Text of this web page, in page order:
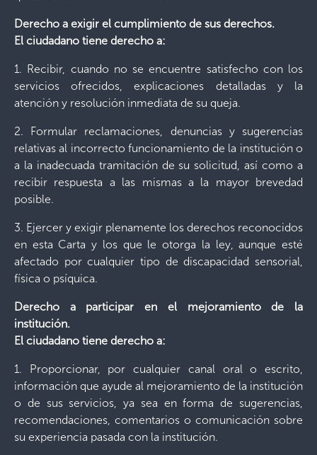
Derecho a exigir el cumplimiento de sus derechos.
El ciudadano tiene derecho a:
1. Recibir, cuando no se encuentre satisfecho con los
servicios ofrecidos, explicaciones detalladas y la
atención y resolución inmediata de su queja.
2. Formular reclamaciones, denuncias y sugerencias
relativas al incorrecto funcionamiento de la institución o
a la inadecuada tramitación de su solicitud, así como a
recibir respuesta a las mismas a la mayor brevedad
posible.
3. Ejercer y exigir plenamente los derechos reconocidos
en esta Carta y los que le otorga la ley, aunque esté
afectado por cualquier tipo de discapacidad sensorial,
física o psíquica.
Derecho a participar en el mejoramiento de la
institución.
El ciudadano tiene derecho a:
1. Proporcionar, por cualquier canal oral o escrito,
información que ayude al mejoramiento de la institución
o de sus servicios, ya sea en forma de sugerencias,
recomendaciones, comentarios o comunicación sobre
su experiencia pasada con la institución.